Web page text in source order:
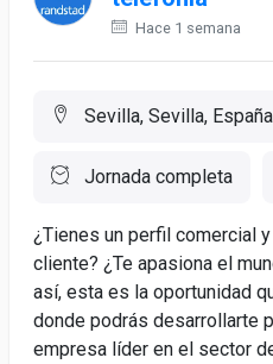
Hace 1 semana
Sevilla, Sevilla, España
Jornada completa
¿Tienes un perfil comercial
cliente? ¿Te apasiona el
así, esta es la oportunidad
donde podrás desarrollarte
empresa líder en el sector